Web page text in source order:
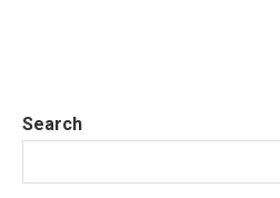
Search